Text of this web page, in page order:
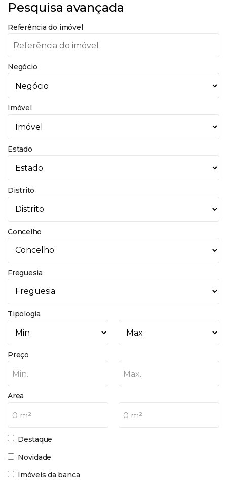
Pesquisa avançada
Referência do imóvel
Negócio
Imóvel
Estado
Distrito
Concelho
Freguesia
Tipologia
Preço
Min. Max.
Area
0 m² 0 m²
Destaque
Novidade
Imóveis da banca